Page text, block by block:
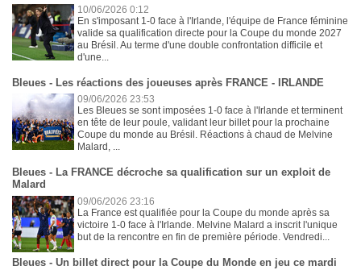
10/06/2026 0:12
En s'imposant 1-0 face à l'Irlande, l'équipe de France féminine
valide sa qualification directe pour la Coupe du monde 2027
au Brésil. Au terme d'une double confrontation difficile et
d'une...
Bleues - Les réactions des joueuses après FRANCE - IRLANDE
09/06/2026 23:53
Les Bleues se sont imposées 1-0 face à l'Irlande et terminent
en tête de leur poule, validant leur billet pour la prochaine
Coupe du monde au Brésil. Réactions à chaud de Melvine
Malard, ...
Bleues - La FRANCE décroche sa qualification sur un exploit de
Malard
09/06/2026 23:16
La France est qualifiée pour la Coupe du monde après sa
victoire 1-0 face à l'Irlande. Melvine Malard a inscrit l'unique
but de la rencontre en fin de première période. Vendredi...
Bleues - Un billet direct pour la Coupe du Monde en jeu ce mardi